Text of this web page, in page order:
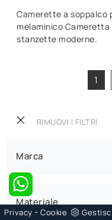
RIMUOVI I FILTRI
Marca
Materiale
Camerette a soppalco
melaminico Cameretta
stanzette moderne.
1
Privacy - Cookie